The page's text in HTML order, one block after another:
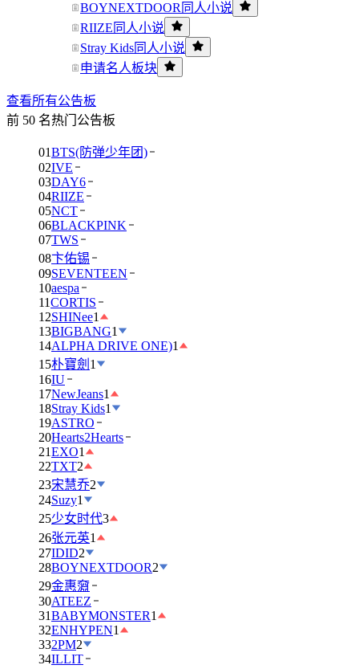
BOYNEXTDOOR同人小说
RIIZE同人小说
Stray Kids同人小说
申请名人板块
查看所有公告板
前 50 名热门公告板
01BTS(防弹少年团)
02IVE
03DAY6
04RIIZE
05NCT
06BLACKPINK
07TWS
08卞佑锡
09SEVENTEEN
10aespa
11CORTIS
12SHINee1
13BIGBANG1
14ALPHA DRIVE ONE)1
15朴寶劍 1
16IU
17NewJeans1
18Stray Kids1
19ASTRO
20Hearts2Hearts
21EXO1
22TXT2
23宋慧乔2
24Suzy1
25少女时代3
26张元英1
27IDID2
28BOYNEXTDOOR2
29金惠奫
30ATEEZ
31BABYMONSTER1
32ENHYPEN1
332PM2
34ILLIT